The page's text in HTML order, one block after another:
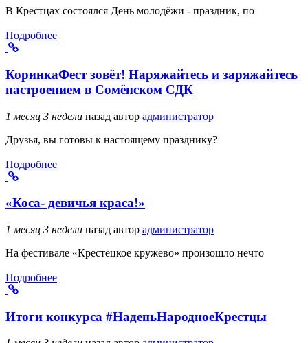
В Крестцах состоялся День молодёжи - праздник, по
Подробнее
КоринкаФест зовёт! Наряжайтесь и заряжайтесь
настроением в Сомёнском СДК
1 месяц 3 недели назад автор администратор
Друзья, вы готовы к настоящему празднику?
Подробнее
«Коса- девичья краса!»
1 месяц 3 недели назад автор администратор
На фестивале «Крестецкое кружево» произошло нечто
Подробнее
Итоги конкурса #НаденьНародноеКрестцы